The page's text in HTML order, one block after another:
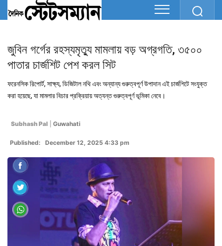
জুবিন গর্গের রহস্যমৃত্যু মামলায় বড় অগ্রগতি, ৩৫০০
পাতার চার্জশিট পেশ করল সিট
ফরেনসিক রিপোর্ট, সাক্ষ্য, ডিজিটাল নথি এবং অন্যান্য গুরুত্বপূর্ণ উপাদান এই চার্জশিটে সংযুক্ত
করা হয়েছে, যা মামলার বিচার প্রক্রিয়ায় অত্যন্ত গুরুত্বপূর্ণ ভূমিকা নেবে।
Subhash Pal Guwahati
Published: December 12, 2025 4:33 pm